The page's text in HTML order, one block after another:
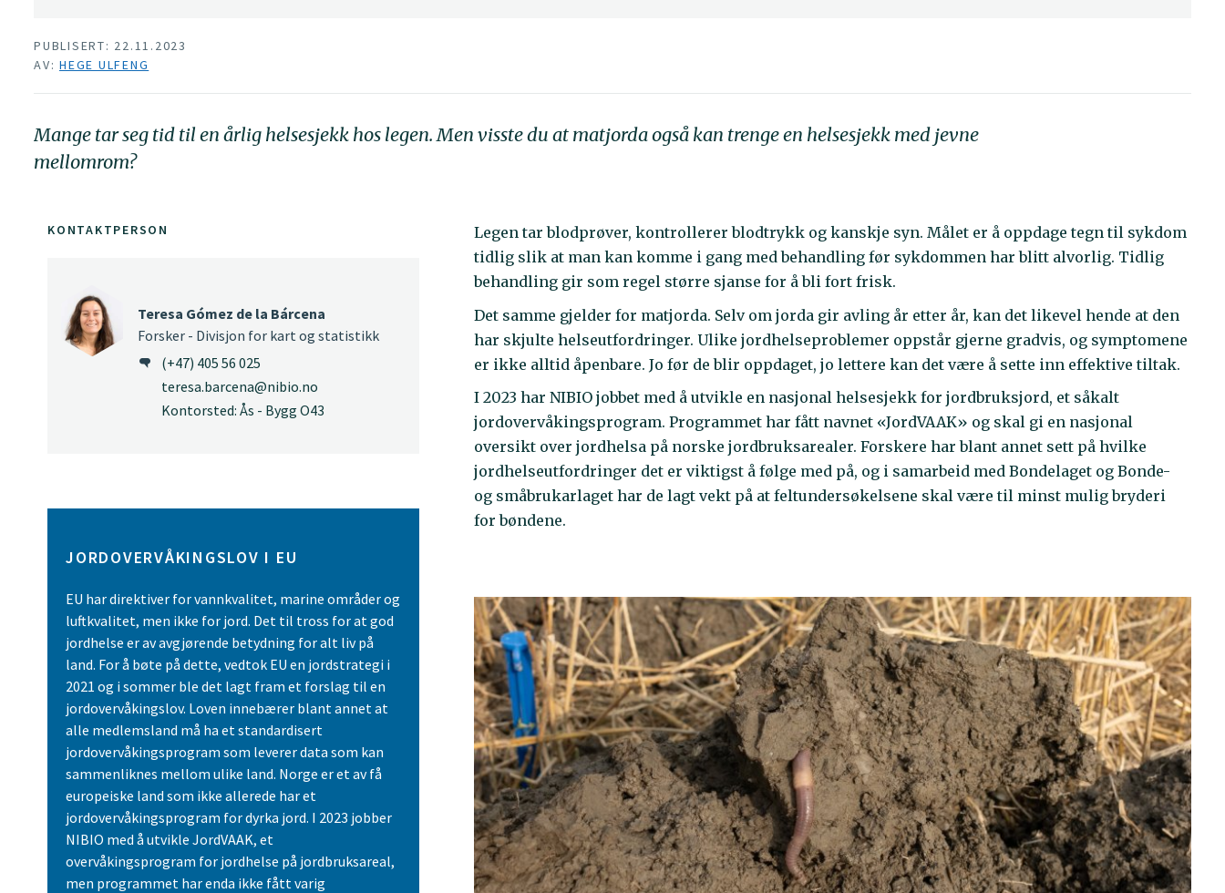
PUBLISERT: 22.11.2023
AV: HEGE ULFENG
Mange tar seg tid til en årlig helsesjekk hos legen. Men visste du at matjorda også kan trenge en helsesjekk med jevne
mellomrom?
Legen tar blodprøver, kontrollerer blodtrykk og kanskje syn. Målet er å oppdage tegn til sykdom
tidlig slik at man kan komme i gang med behandling før sykdommen har blitt alvorlig. Tidlig
behandling gir som regel større sjanse for å bli fort frisk.
Det samme gjelder for matjorda. Selv om jorda gir avling år etter år, kan det likevel hende at den
har skjulte helseutfordringer. Ulike jordhelseproblemer oppstår gjerne gradvis, og symptomene
er ikke alltid åpenbare. Jo før de blir oppdaget, jo lettere kan det være å sette inn effektive tiltak.
I 2023 har NIBIO jobbet med å utvikle en nasjonal helsesjekk for jordbruksjord, et såkalt
jordovervåkingsprogram. Programmet har fått navnet «JordVAAK» og skal gi en nasjonal
oversikt over jordhelsa på norske jordbruksarealer. Forskere har blant annet sett på hvilke
jordhelseutfordringer det er viktigst å følge med på, og i samarbeid med Bondelaget og Bonde-
og småbrukarlaget har de lagt vekt på at feltundersøkelsene skal være til minst mulig bryderi
for bøndene.
KONTAKTPERSON
Teresa Gómez de la Bárcena
Forsker - Divisjon for kart og statistikk
(+47) 405 56 025
teresa.barcena@nibio.no
Kontorsted: Ås - Bygg O43
JORDOVERVÅKINGSLOV I EU
EU har direktiver for vannkvalitet, marine områder og
luftkvalitet, men ikke for jord. Det til tross for at god
jordhelse er av avgjørende betydning for alt liv på
land. For å bøte på dette, vedtok EU en jordstrategi i
2021 og i sommer ble det lagt fram et forslag til en
jordovervåkingslov. Loven innebærer blant annet at
alle medlemsland må ha et standardisert
jordovervåkingsprogram som leverer data som kan
sammenliknes mellom ulike land. Norge er et av få
europeiske land som ikke allerede har et
jordovervåkingsprogram for dyrka jord. I 2023 jobber
NIBIO med å utvikle JordVAAK, et
overvåkingsprogram for jordhelse på jordbruksareal,
men programmet har enda ikke fått varig